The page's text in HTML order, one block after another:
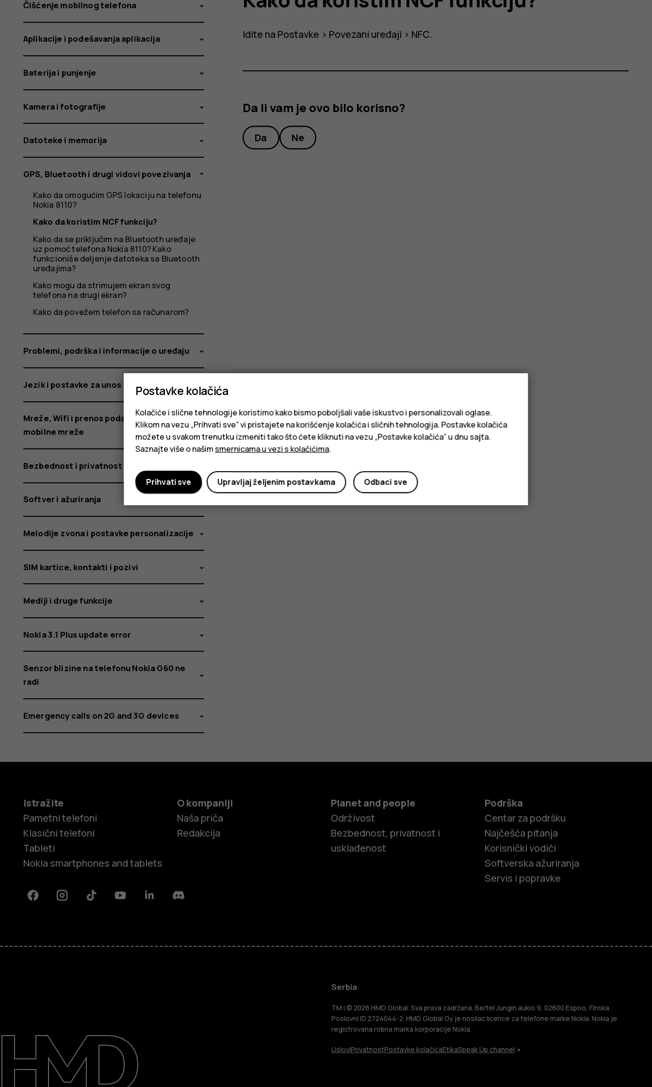
funkciju?
Pametni telefoni
Klasični telefoni
Tableti
Podrška
Serbia
Čišćenje mobilnog telefona
Aplikacije i podešavanja aplikacija
Baterija i punjenje
Kamera i fotografije
Datoteke i memorija
GPS, Bluetooth i drugi vidovi povezivanja
Kako da omogućim GPS lokaciju na telefonu
Nokia 8110?
Kako da koristim NCF funkciju?
Kako da se priključim na Bluetooth uređaje
uz pomoć telefona Nokia 8110? Kako
funkcioniše deljenje datoteka sa Bluetooth
uređajima?
Kako mogu da strimujem ekran svog
telefona na drugi ekran?
Kako da povežem telefon sa računarom?
Problemi, podrška i informacije o uređaju
Jezik i postavke za unos
Mreže, Wifi i prenos podataka putem
mobilne mreže
Bezbednost i privatnost
Softver i ažuriranja
Melodije zvona i postavke personalizacije
SIM kartice, kontakti i pozivi
Mediji i druge funkcije
Nokia 3.1 Plus update error
Senzor blizine na telefonu Nokia G60 ne
radi
Emergency calls on 2G and 3G devices
Idite na Postavke > Povezani uređaji > NFC.
Da li vam je ovo bilo korisno?
Da Ne
Istražite
Pametni telefoni
Klasični telefoni
Tableti
Nokia smartphones and tablets
O kompaniji
Naša priča
Redakcija
Planet and people
Održivost
Bezbednost, privatnost i
usklađenost
Podrška
Centar za podršku
Najčešća pitanja
Korisnički vodiči
Softverska ažuriranja
Servis i popravke
FacebookInstagramTiktok YoutubeLinkedinDiscord
Serbia
TM i © 2026 HMD Global. Sva prava zadržana. Bertel Jungin aukio 9, 02600 Espoo, Finska.
Poslovni ID 2724044-2. HMD Global Oy je nosilac licence za telefone marke Nokia. Nokia je
registrovana robna marka korporacije Nokia.
UsloviPrivatnostPostavke kolačićaEtikaSpeak Up channel
Postavke kolačića
Kolačiće i slične tehnologije koristimo kako bismo poboljšali vaše iskustvo i personalizovali oglase.
Klikom na vezu „Prihvati sve” vi pristajete na korišćenje kolačića i sličnih tehnologija. Postavke kolačića
možete u svakom trenutku izmeniti tako što ćete kliknuti na vezu „Postavke kolačića” u dnu sajta.
Saznajte više o našimsmernicama u vezi s kolačićima.
Odbaci sve
Upravljaj željenim postavkama
Prihvati sve